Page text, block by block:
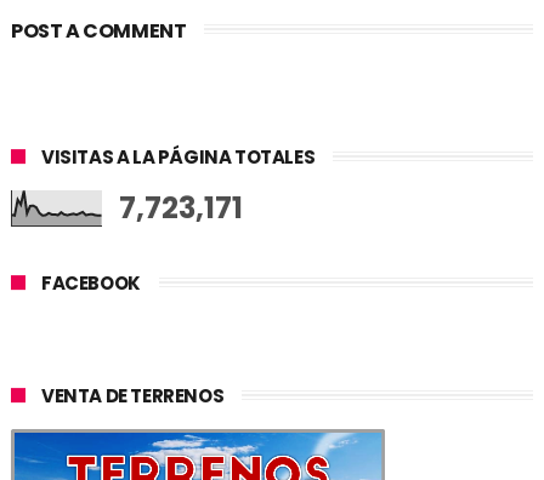
POST A COMMENT
VISITAS A LA PÁGINA TOTALES
7,723,171
FACEBOOK
VENTA DE TERRENOS